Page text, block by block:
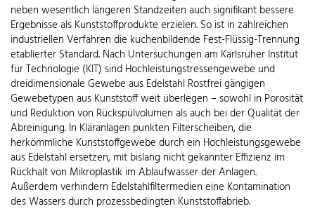
neben wesentlich längeren Standzeiten auch signifikant bessere
Ergebnisse als Kunststoffprodukte erzielen. So ist in zahlreichen
industriellen Verfahren die kuchenbildende Fest-Flüssig-Trennung
etablierter Standard. Nach Untersuchungen am Karlsruher Institut
für Technologie (KIT) sind Hochleistungstressengewebe und
dreidimensionale Gewebe aus Edelstahl Rostfrei gängigen
Gewebetypen aus Kunststoff weit überlegen – sowohl in Porosität
und Reduktion von Rückspülvolumen als auch bei der Qualität der
Abreinigung. In Kläranlagen punkten Filterscheiben, die
herkömmliche Kunststoffgewebe durch ein Hochleistungsgewebe
aus Edelstahl ersetzen, mit bislang nicht gekannter Effizienz im
Rückhalt von Mikroplastik im Ablaufwasser der Anlagen.
Außerdem verhindern Edelstahlfiltermedien eine Kontamination
des Wassers durch prozessbedingten Kunststoffabrieb.